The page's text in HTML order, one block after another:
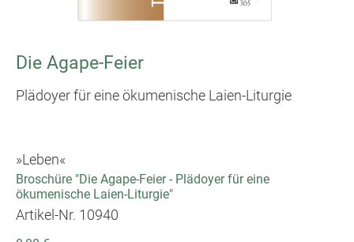
Die Agape-Feier
Plädoyer für eine ökumenische Laien-Liturgie
»Leben«
Broschüre "Die Agape-Feier - Plädoyer für eine
ökumenische Laien-Liturgie"
Artikel-Nr. 10940